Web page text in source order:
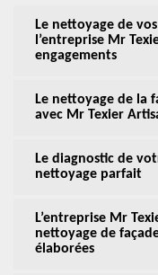
Le nettoyage de
l’entreprise Mr
engagements
Le nettoyage de la
avec Mr Texier
Le diagnostic de
nettoyage parfait
L’entreprise Mr
nettoyage de
élaborées